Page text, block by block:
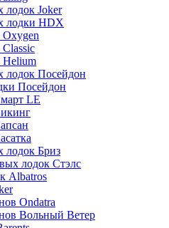
лодок Joker
лодки HDX
лодок Посейдон
Посейдон
LE
лодок Бриз
лодок Стэлс
Albatros
Ondatra
Вольный Ветер